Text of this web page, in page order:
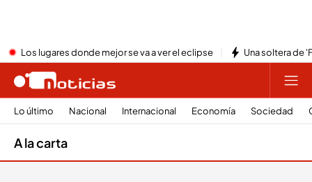
Los lugares donde mejor se va a ver el eclipse Una soltera de
Lo último Nacional Internacional Economía Sociedad
A la carta